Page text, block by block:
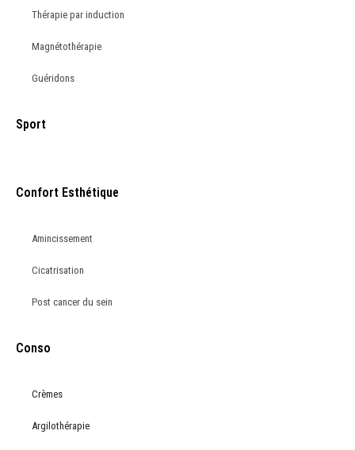
Thérapie par induction
Magnétothérapie
Guéridons
Sport
Confort Esthétique
Amincissement
Cicatrisation
Post cancer du sein
Conso
Crèmes
Argilothérapie